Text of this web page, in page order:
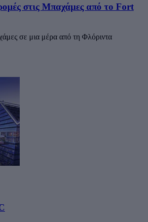
στις Μπαχάμες από το Fort
σε μια μέρα από τη Φλόριντα